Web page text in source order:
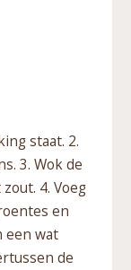
staat. 2.
3. Wok de
4. Voeg
en
een wat
de